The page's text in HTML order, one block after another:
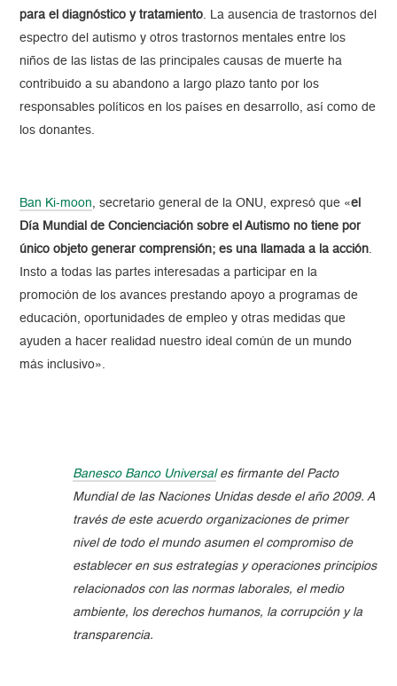
para el diagnóstico y tratamiento. La ausencia de trastornos del
espectro del autismo y otros trastornos mentales entre los
niños de las listas de las principales causas de muerte ha
contribuido a su abandono a largo plazo tanto por los
responsables políticos en los países en desarrollo, así como de
los donantes.
Ban Ki-moon, secretario general de la ONU, expresó que «el
Día Mundial de Concienciación sobre el Autismo no tiene por
único objeto generar comprensión; es una llamada a la acción.
Insto a todas las partes interesadas a participar en la
promoción de los avances prestando apoyo a programas de
educación, oportunidades de empleo y otras medidas que
ayuden a hacer realidad nuestro ideal común de un mundo
más inclusivo».
Banesco Banco Universales firmante del Pacto
Mundial de las Naciones Unidas desde el año 2009. A
través de este acuerdo organizaciones de primer
nivel de todo el mundo asumen el compromiso de
establecer en sus estrategias y operaciones principios
relacionados con las normas laborales, el medio
ambiente, los derechos humanos, la corrupción y la
transparencia.